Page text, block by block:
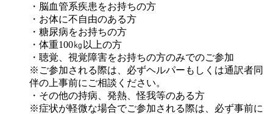
・脳血管系疾患をお持ちの方
・お体に不自由のある方
・糖尿病をお持ちの方
・体重100㎏以上の方
・聴覚、視覚障害をお持ちの方のみでのご参加
※ご参加される際は、必ずヘルパーもしくは通訳者同
伴の上事前にご相談ください。
・その他の持病、発熱、怪我等のある方
※症状が軽微な場合でご参加される際は、必ず事前に